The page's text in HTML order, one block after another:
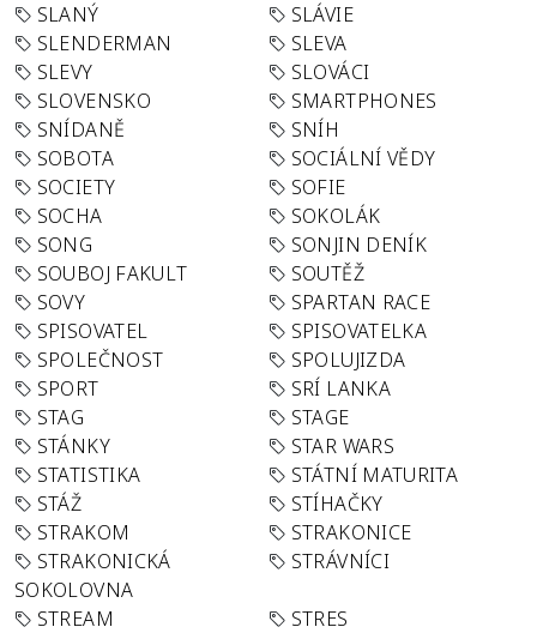
SLANÝ
SLÁVIE
SLENDERMAN
SLEVA
SLEVY
SLOVÁCI
SLOVENSKO
SMARTPHONES
SNÍDANĚ
SNÍH
SOBOTA
SOCIÁLNÍ VĚDY
SOCIETY
SOFIE
SOCHA
SOKOLÁK
SONG
SONJIN DENÍK
SOUBOJ FAKULT
SOUTĚŽ
SOVY
SPARTAN RACE
SPISOVATEL
SPISOVATELKA
SPOLEČNOST
SPOLUJIZDA
SPORT
SRÍ LANKA
STAG
STAGE
STÁNKY
STAR WARS
STATISTIKA
STÁTNÍ MATURITA
STÁŽ
STÍHAČKY
STRAKOM
STRAKONICE
STRAKONICKÁ
SOKOLOVNA
STRÁVNÍCI
STREAM
STRES